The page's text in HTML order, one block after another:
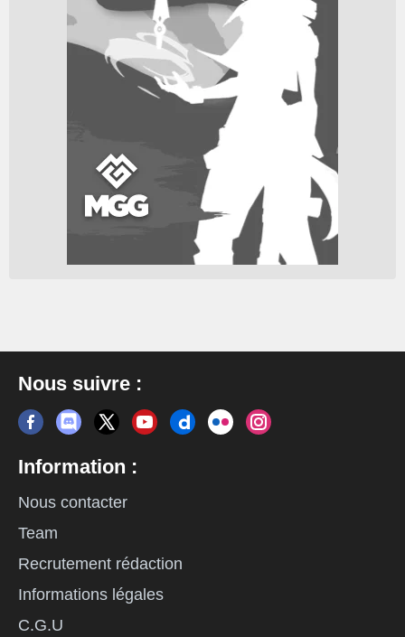
Nous suivre :
Information :
Nous contacter
Team
Recrutement rédaction
Informations légales
C.G.U